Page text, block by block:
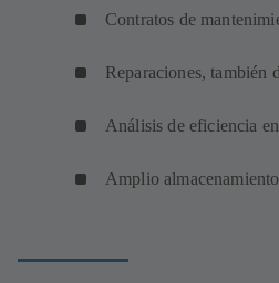
Contratos de
Reparaciones, también
Análisis de eficiencia
Amplio